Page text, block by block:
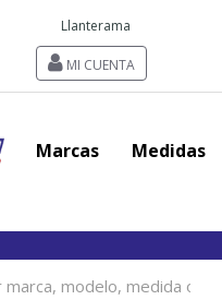
Llanterama
MI CUENTA
Marcas Medidas